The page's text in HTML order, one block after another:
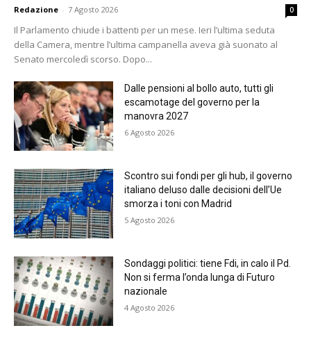
Redazione - 7 Agosto 2026 0
Il Parlamento chiude i battenti per un mese. Ieri l’ultima seduta
della Camera, mentre l’ultima campanella aveva già suonato al
Senato mercoledì scorso. Dopo...
Dalle pensioni al bollo auto, tutti gli
escamotage del governo per la
manovra 2027
6 Agosto 2026
Scontro sui fondi per gli hub, il governo
italiano deluso dalle decisioni dell’Ue
smorza i toni con Madrid
5 Agosto 2026
Sondaggi politici: tiene Fdi, in calo il Pd.
Non si ferma l’onda lunga di Futuro
nazionale
4 Agosto 2026